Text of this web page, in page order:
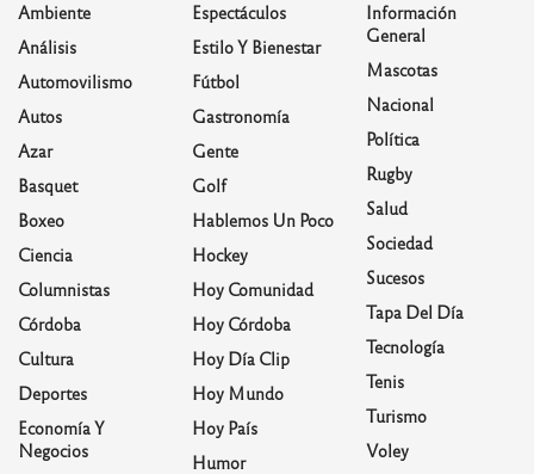
Ambiente
Análisis
Automovilismo
Autos
Azar
Basquet
Boxeo
Ciencia
Columnistas
Córdoba
Cultura
Deportes
Economía Y
Negocios
Espectáculos
Estilo Y Bienestar
Fútbol
Gastronomía
Gente
Golf
Hablemos Un Poco
Hockey
Hoy Comunidad
Hoy Córdoba
Hoy Día Clip
Hoy Mundo
Hoy País
Humor
Información
General
Mascotas
Nacional
Política
Rugby
Salud
Sociedad
Sucesos
Tapa Del Día
Tecnología
Tenis
Turismo
Voley